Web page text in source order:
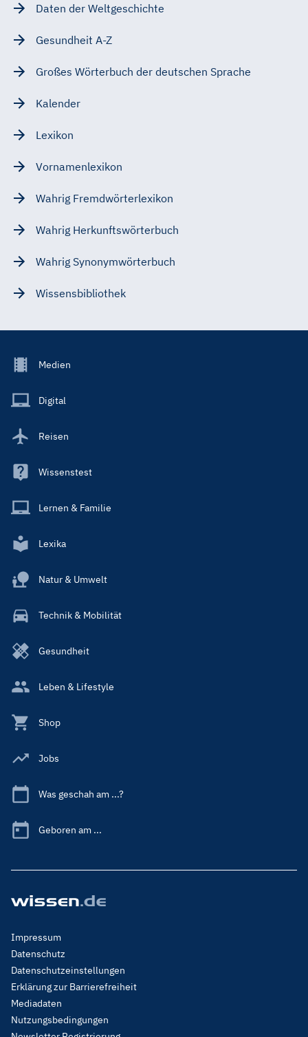
Daten der Weltgeschichte
Gesundheit A-Z
Großes Wörterbuch der deutschen Sprache
Kalender
Lexikon
Vornamenlexikon
Wahrig Fremdwörterlexikon
Wahrig Herkunftswörterbuch
Wahrig Synonymwörterbuch
Wissensbibliothek
Footer
Main
Medien
Digital
Reisen
Wissenstest
Lernen & Familie
Lexika
Natur & Umwelt
Technik & Mobilität
Gesundheit
Leben & Lifestyle
Shop
Jobs
Was geschah am ...?
Geboren am ...
Footer
Menu
Legal
Impressum
Datenschutz
Datenschutzeinstellungen
Erklärung zur Barrierefreiheit
Mediadaten
Nutzungsbedingungen